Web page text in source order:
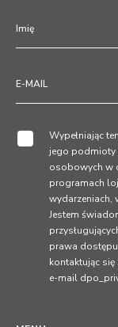
Wypełniając
jego podmioty
osobowych w
programach
wydarzeniach,
Jestem
prawa
kontaktując
e-mail